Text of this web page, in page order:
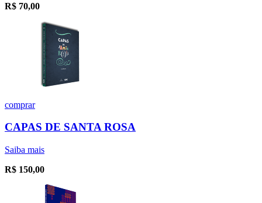
R$ 70,00
comprar
CAPAS DE SANTA ROSA
Saiba mais
R$ 150,00